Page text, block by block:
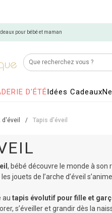
pour bébé et maman
D'ÉTÉIdées Cadeaux
d'éveil / Tapis d'éveil
, bébé découvre le monde à son
jouets de l’arche d’éveil
au tapis évolutif pour fille et
s’éveiller et grandir dès la